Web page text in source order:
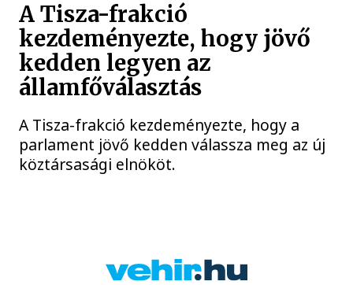
A Tisza-frakció
kezdeményezte, hogy jövő
kedden legyen az
államfőválasztás
A Tisza-frakció kezdeményezte, hogy a
parlament jövő kedden válassza meg az új
köztársasági elnököt.